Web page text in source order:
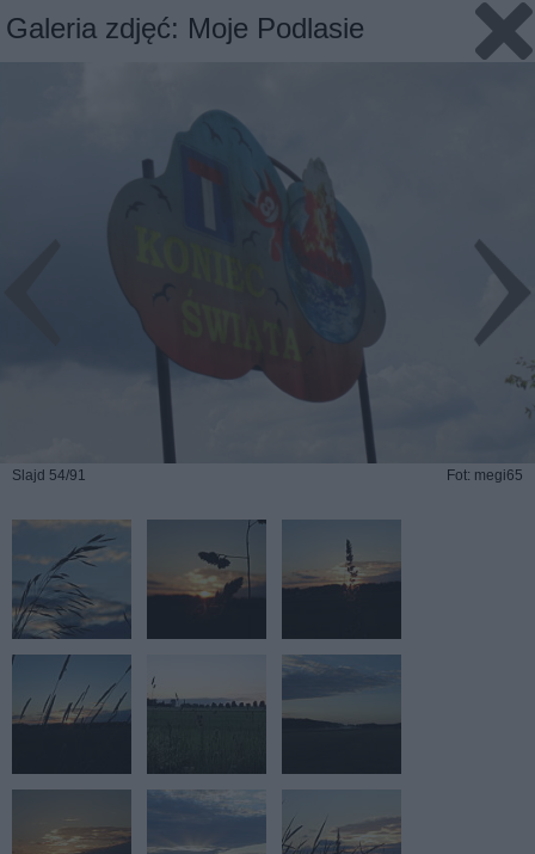
Galeria zdjęć: Moje Podlasie
Slajd 54/91 Fot: megi65